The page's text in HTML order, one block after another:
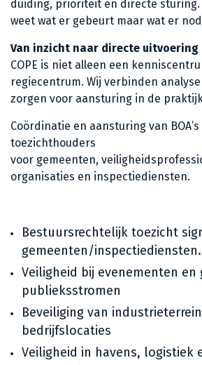
duiding, prioriteit en directe sturing.
weet wat er gebeurt maar wat er
Van inzicht naar directe uitvoering
COPE is niet alleen een
regiecentrum. Wij verbinden
zorgen voor aansturing in de
Coördinatie en aansturing van BOA’s
toezichthouders
voor gemeenten,
organisaties en inspectiediensten.
Bestuursrechtelijk toezicht
gemeenten/inspectiediensten.
Veiligheid bij evenementen en
publieksstromen
Beveiliging van
bedrijfslocaties
Veiligheid in havens, logistiek